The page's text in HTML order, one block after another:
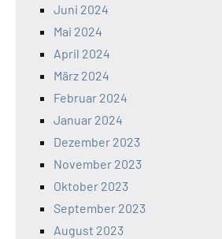
Juni 2024
Mai 2024
April 2024
März 2024
Februar 2024
Januar 2024
Dezember 2023
November 2023
Oktober 2023
September 2023
August 2023